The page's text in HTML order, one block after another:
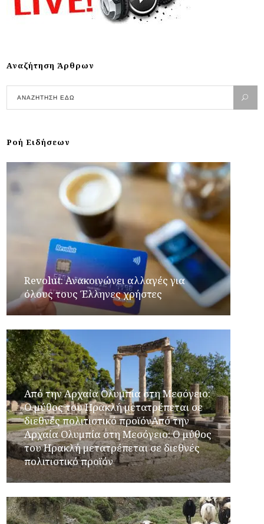
Αναζήτηση Άρθρων
Ροή Ειδήσεων
Revolut: Ανακοινώνει αλλαγές για
όλους τους Έλληνες χρήστες
Από την Αρχαία Ολυμπία στη Μεσόγειο:
Ο μύθος του Ηρακλή μετατρέπεται σε
διεθνές πολιτιστικό προϊόνΑπό την
Αρχαία Ολυμπία στη Μεσόγειο: Ο μύθος
του Ηρακλή μετατρέπεται σε διεθνές
πολιτιστικό προϊόν